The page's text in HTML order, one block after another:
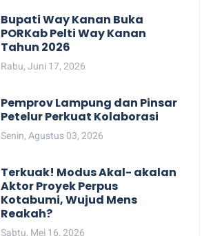
Bupati Way Kanan Buka
PORKab Pelti Way Kanan
Tahun 2026
Rabu, Juni 17, 2026
Pemprov Lampung dan Pinsar
Petelur Perkuat Kolaborasi
Senin, Agustus 03, 2026
Terkuak! Modus Akal- akalan
Aktor Proyek Perpus
Kotabumi, Wujud Mens
Reakah?
Sabtu, Mei 16, 2026